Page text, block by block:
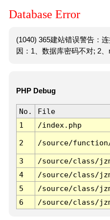
Database Error
(1040) 365建站错误警告：
因：1、数据库密码不对; 2、
PHP Debug
No. File
1
/index.php
2 /source/
3 /source/class/
4
/source/class/
5
/source/class/
6
/source/class/